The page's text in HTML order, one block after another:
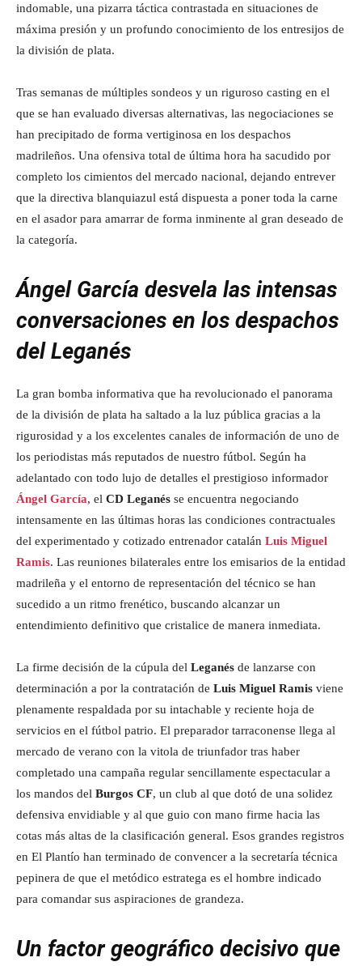
indomable, una pizarra táctica contrastada en situaciones de
máxima presión y un profundo conocimiento de los entresijos de
la división de plata.
Tras semanas de múltiples sondeos y un riguroso casting en el
que se han evaluado diversas alternativas, las negociaciones se
han precipitado de forma vertiginosa en los despachos
madrileños. Una ofensiva total de última hora ha sacudido por
completo los cimientos del mercado nacional, dejando entrever
que la directiva blanquiazul está dispuesta a poner toda la carne
en el asador para amarrar de forma inminente al gran deseado de
la categoría.
Ángel García desvela las intensas
conversaciones en los despachos
del Leganés
La gran bomba informativa que ha revolucionado el panorama
de la división de plata ha saltado a la luz pública gracias a la
rigurosidad y a los excelentes canales de información de uno de
los periodistas más reputados de nuestro fútbol. Según ha
adelantado con todo lujo de detalles el prestigioso informador
Ángel García, el CD Leganés se encuentra negociando
intensamente en las últimas horas las condiciones contractuales
del experimentado y cotizado entrenador catalán Luis Miguel
Ramis. Las reuniones bilaterales entre los emisarios de la entidad
madrileña y el entorno de representación del técnico se han
sucedido a un ritmo frenético, buscando alcanzar un
entendimiento definitivo que cristalice de manera inmediata.
La firme decisión de la cúpula del Leganés de lanzarse con
determinación a por la contratación de Luis Miguel Ramis viene
plenamente respaldada por su intachable y reciente hoja de
servicios en el fútbol patrio. El preparador tarraconense llega al
mercado de verano con la vitola de triunfador tras haber
completado una campaña regular sencillamente espectacular a
los mandos del Burgos CF, un club al que dotó de una solidez
defensiva envidiable y al que guio con mano firme hacia las
cotas más altas de la clasificación general. Esos grandes registros
en El Plantío han terminado de convencer a la secretaría técnica
pepinera de que el metódico estratega es el hombre indicado
para comandar sus aspiraciones de grandeza.
Un factor geográfico decisivo que